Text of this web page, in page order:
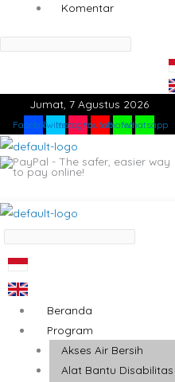
Komentar
Jumat, 7 Agustus 2026
FacebookTwitterInstagramYoutubeWhatsappWhatsapp
Beranda
Program
Akses Air Bersih
Alat Bantu Disabilitas